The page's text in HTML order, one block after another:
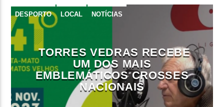
FAIXA ATUAL
TÍTULO
ARTISTA
DESPORTO LOCAL NOTÍCIAS
TORRES VEDRAS RECEBE
UM DOS MAIS
EMBLEMÁTICOS CROSSES
NACIONAIS